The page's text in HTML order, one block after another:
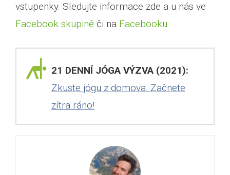
vstupenky. Sledujte informace zde a u nás ve
Facebook skupině či na Facebooku.
21 DENNÍ JÓGA VÝZVA (2021):
Zkuste jógu z domova. Začnete
zítra ráno!